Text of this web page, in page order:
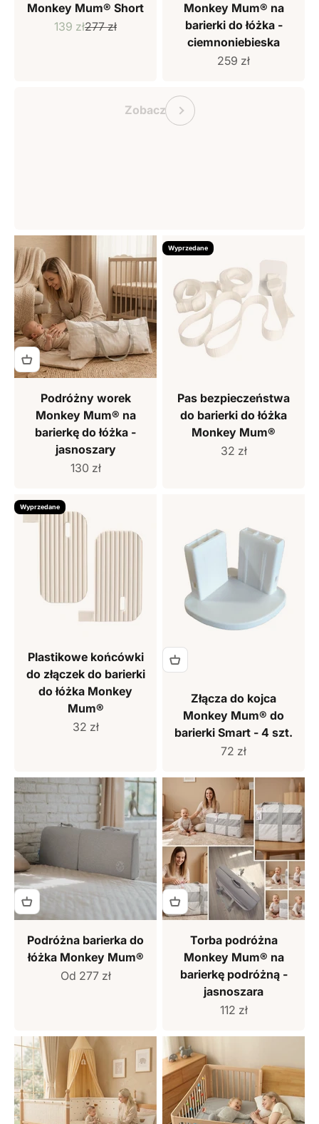
Monkey Mum® Short
Cena sprzedaży
139 złCena regularna
277 zł
Monkey Mum® na
barierki do łóżka -
ciemnoniebieska
Cena sprzedaży
259 zł
ZobaczPoprzedni
Podróżny worek
Monkey Mum® na
barierkę do łóżka -
jasnoszary
Cena sprzedaży
130 zł
Wyprzedane
Pas bezpieczeństwa
do barierki do łóżka
Monkey Mum®
Cena sprzedaży
32 zł
Wyprzedane
Plastikowe końcówki
do złączek do barierki
do łóżka Monkey
Mum®
Cena sprzedaży
32 zł
Złącza do kojca
Monkey Mum® do
barierki Smart - 4 szt.
Cena sprzedaży
72 zł
Podróżna barierka do
łóżka Monkey Mum®
Cena sprzedaży
Od 277 zł
Torba podróżna
Monkey Mum® na
barierkę podróżną -
jasnoszara
Cena sprzedaży
112 zł